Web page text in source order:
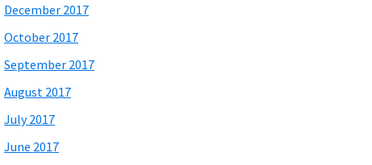
December 2017
October 2017
September 2017
August 2017
July 2017
June 2017